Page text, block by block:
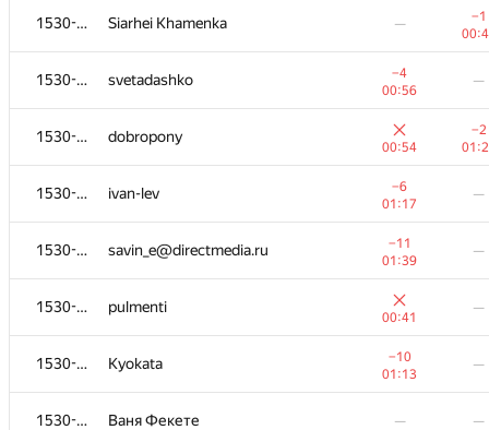
1530-1754 Siarhei Khamenka —
−1
1530-1754 svetadashko
−4
00:56
—
1530-1754 dobropony
00:54
−2
1530-1754 ivan-lev
−6
01:17
—
1530-1754 savin_e@directmedia.ru
−11
01:39
—
1530-1754 pulmenti
00:41
—
1530-1754 Kyokata
−10
01:13
—
1530-1754 Ваня Фекете — —